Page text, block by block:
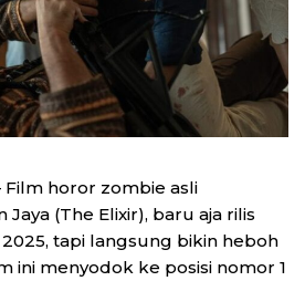
Film horor zombie asli
Jaya (The Elixir), baru aja rilis
tapi langsung bikin heboh
ini menyodok ke posisi nomor 1